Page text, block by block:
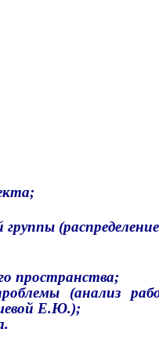
пространства;
(анализ
Е.Ю.);